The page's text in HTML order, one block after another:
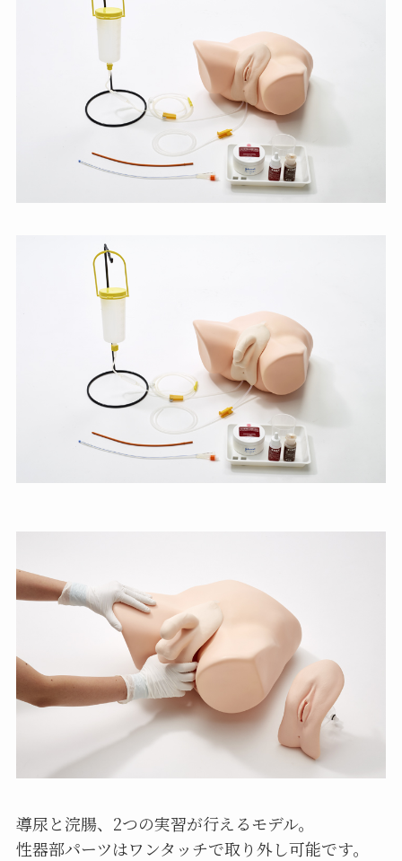
導尿と浣腸、2つの実習が行えるモデル。
性器部パーツはワンタッチで取り外し可能です。